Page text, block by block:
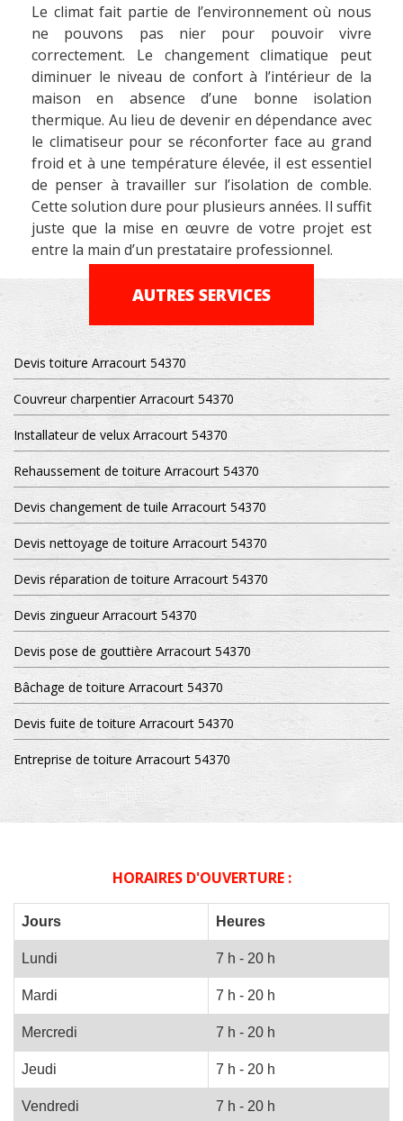
Le climat fait partie de l’environnement où nous
ne pouvons pas nier pour pouvoir vivre
correctement. Le changement climatique peut
diminuer le niveau de confort à l’intérieur de la
maison en absence d’une bonne isolation
thermique. Au lieu de devenir en dépendance avec
le climatiseur pour se réconforter face au grand
froid et à une température élevée, il est essentiel
de penser à travailler sur l’isolation de comble.
Cette solution dure pour plusieurs années. Il suffit
juste que la mise en œuvre de votre projet est
entre la main d’un prestataire professionnel.
AUTRES SERVICES
Devis toiture Arracourt 54370
Couvreur charpentier Arracourt 54370
Installateur de velux Arracourt 54370
Rehaussement de toiture Arracourt 54370
Devis changement de tuile Arracourt 54370
Devis nettoyage de toiture Arracourt 54370
Devis réparation de toiture Arracourt 54370
Devis zingueur Arracourt 54370
Devis pose de gouttière Arracourt 54370
Bâchage de toiture Arracourt 54370
Devis fuite de toiture Arracourt 54370
Entreprise de toiture Arracourt 54370
HORAIRES D'OUVERTURE :
Jours Heures
Lundi 7 h - 20 h
Mardi 7 h - 20 h
Mercredi 7 h - 20 h
Jeudi 7 h - 20 h
Vendredi 7 h - 20 h